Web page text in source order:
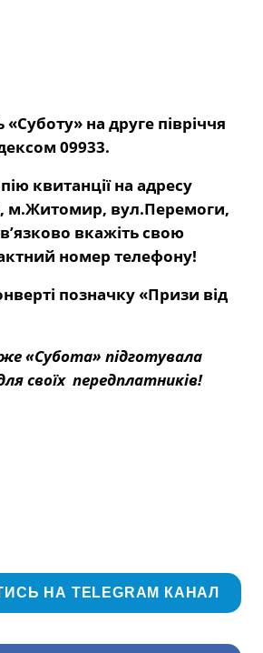
«Суботу» на друге півріччя
09933.
квитанції на адресу
м.Житомир, вул.Перемоги,
вкажіть свою
номер телефону!
позначку «Призи від
«Субота» підготувала
своїх передплатників!
НА TELEGRAM КАНАЛ